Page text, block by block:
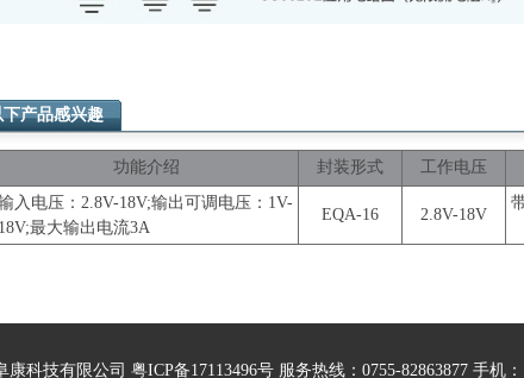
产品感兴趣
功能介绍 封装形式 工作电压
入电压：2.8V-18V;输出可调电压：1V-
18V;最大输出电流3A
EQA-16 2.8V-18V
康科技有限公司 粤ICP备17113496号 服务热线：0755-82863877 手机：